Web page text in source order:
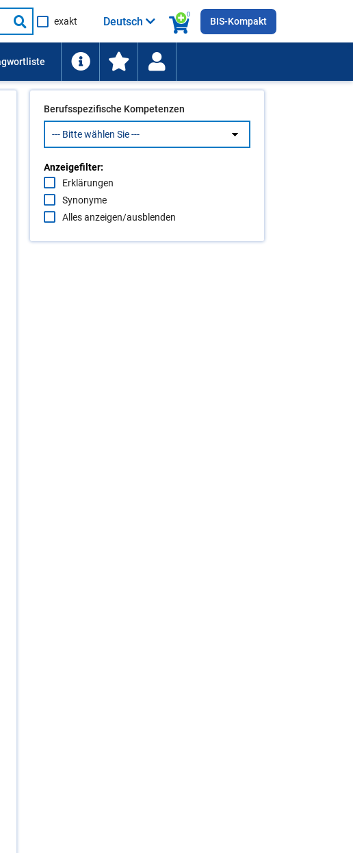
Suche
starten
exakt
0
Deutsch BIS-Kompakt
Berufsspezifische Kompetenzen
Anzeigefilter:
Erklärungen
Synonyme
Alles anzeigen/ausblenden